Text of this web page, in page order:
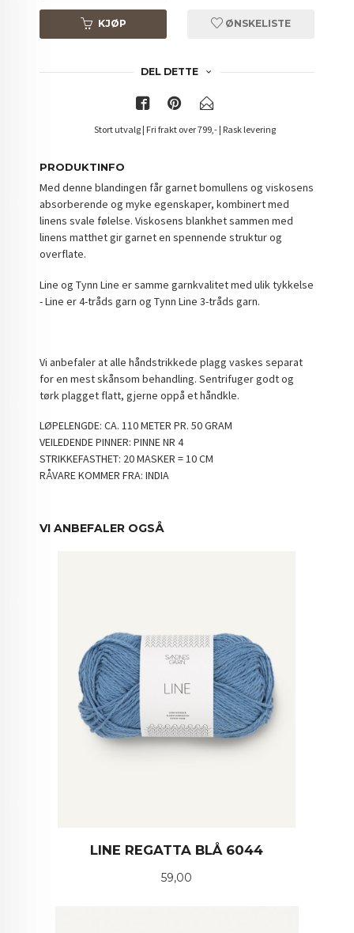
KJØP ØNSKELISTE
DEL DETTE
Stort utvalg | Fri frakt over 799,- | Rask levering
PRODUKTINFO
Med denne blandingen får garnet bomullens og viskosens
absorberende og myke egenskaper, kombinert med
linens svale følelse. Viskosens blankhet sammen med
linens matthet gir garnet en spennende struktur og
overflate.
Line og Tynn Line er samme garnkvalitet med ulik tykkelse
- Line er 4-tråds garn og Tynn Line 3-tråds garn.
Vi anbefaler at alle håndstrikkede plagg vaskes separat
for en mest skånsom behandling. Sentrifuger godt og
tørk plagget flatt, gjerne oppå et håndkle.
LØPELENGDE: CA. 110 METER PR. 50 GRAM
VEILEDENDE PINNER: PINNE NR 4
STRIKKEFASTHET: 20 MASKER = 10 CM
RÅVARE KOMMER FRA: INDIA
VI ANBEFALER OGSÅ
LINE REGATTA BLÅ 6044
Pris
59,00